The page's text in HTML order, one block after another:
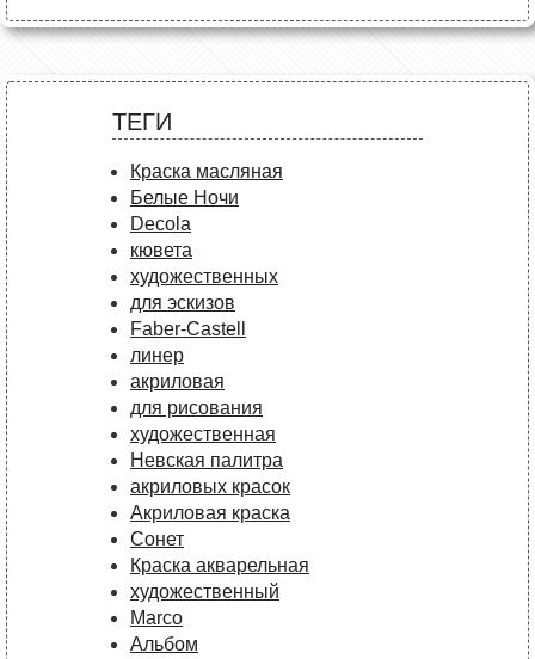
ТЕГИ
Краска масляная
Белые Ночи
Decola
кювета
художественных
для эскизов
Faber-Castell
линер
акриловая
для рисования
художественная
Невская палитра
акриловых красок
Акриловая краска
Сонет
Краска акварельная
художественный
Marco
Альбом